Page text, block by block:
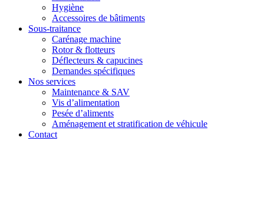
Hygiène
Accessoires de bâtiments
Sous-traitance
Carénage machine
Rotor & flotteurs
Déflecteurs & capucines
Demandes spécifiques
Nos services
Maintenance & SAV
Vis d’alimentation
Pesée d’aliments
Aménagement et stratification de véhicule
Contact